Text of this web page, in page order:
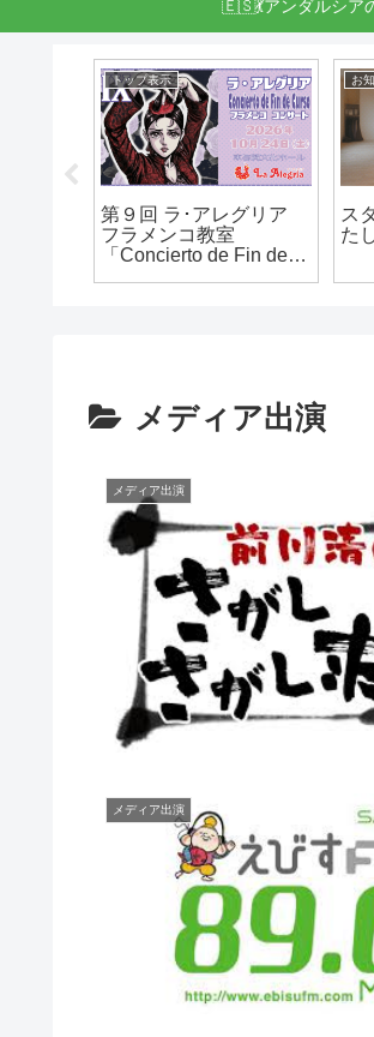
🇪🇸💃アンダルシア
トップ表示
第９回 ラ･アレグリア
フラメンコ教室
「Concierto de Fin de
お
ス
た
メディア出演
メディア出演
メディア出演